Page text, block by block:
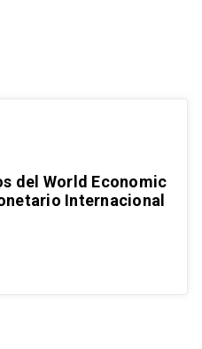
del World Economic
Internacional